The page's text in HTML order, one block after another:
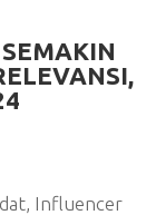
Influencer